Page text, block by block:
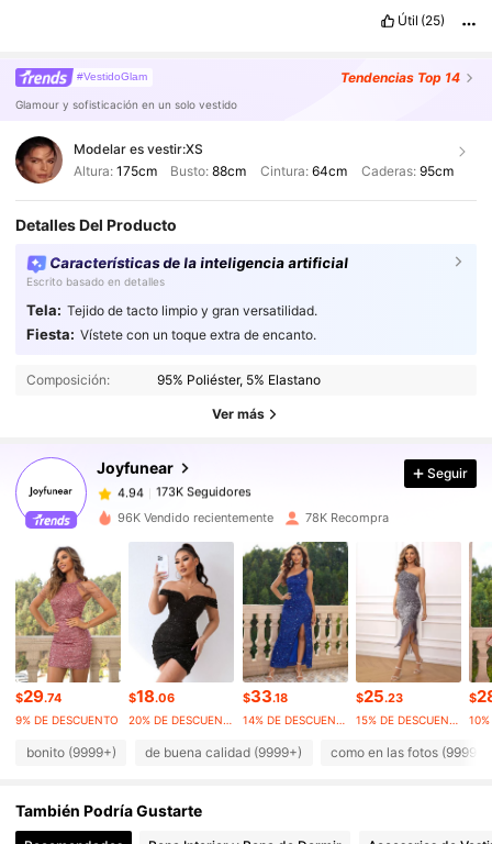
Útil (25)
#VestidoGlam Tendencias Top 14
Glamour y sofisticación en un solo vestido
Modelar es vestir:XS
Altura: 175cm Busto:88cm Cintura: 64cm Caderas: 95cm
Detalles Del Producto
Características de la inteligencia artificial
Escrito basado en detalles
Tela: Tejido de tacto limpio y gran versatilidad.
Fiesta: Vístete con un toque extra de encanto.
Composición: 95% Poliéster, 5% Elastano
Ver más
Joyfunear
173K Seguidores
173K Seguidores
4.94
173K Seguidores
4.94
173K Seguidores
173K Seguidores
4.94 173K Seguidores
4.94 173K Seguidores
4.94 173K Seguidores
4.94 173K Seguidores
Seguir
96K Vendido recientemente 78K Recompra
$29.74
9% DE DESCUENTO
$18.06
20% DE DESCUENTO
$33.18
14% DE DESCUENTO
$25.23
15% DE DESCUENTO
$
bonito (9999+) de buena calidad (9999+) como en las fotos (9999+)
También Podría Gustarte